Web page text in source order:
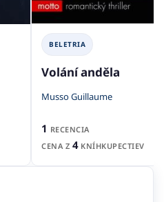
BELETRIA
Volání anděla
Musso Guillaume
1 RECENCIA
CENA Z 4KNÍHKUPECTIEV